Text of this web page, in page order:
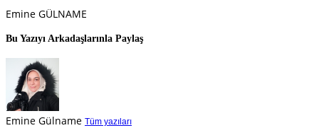
Emine GÜLNAME
Bu Yazıyı Arkadaşlarınla Paylaş
Emine Gülname Tüm yazıları